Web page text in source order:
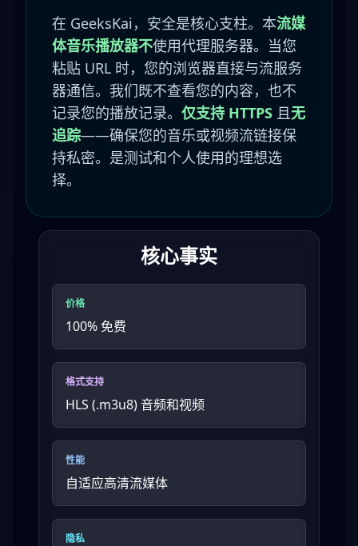
在 GeeksKai，安全是核心支柱。本流媒
体音乐播放器不使用代理服务器。当您
粘贴 URL 时，您的浏览器直接与流服务
器通信。我们既不查看您的内容，也不
记录您的播放记录。 仅支持 HTTPS 且无
追踪——确保您的音乐或视频流链接保
持私密。是测试和个人使用的理想选
择。
核心事实
价格
100% 免费
格式支持
HLS (.m3u8) 音频和视频
性能
自适应高清流媒体
隐私